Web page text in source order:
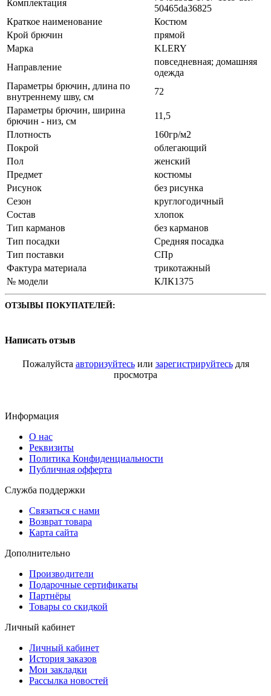
Комплектация
50465da36825
Краткое наименование
Костюм
Крой брючин
прямой
Марка
KLERY
Направление
повседневная; домашняя
одежда
Параметры брючин, длина по
внутреннему шву, см
72
Параметры брючин, ширина
брючин - низ, см
11,5
Плотность
160гр/м2
Покрой
облегающий
Пол
женский
Предмет
костюмы
Рисунок
без рисунка
Сезон
круглогодичный
Состав
хлопок
Тип карманов
без карманов
Тип посадки
Средняя посадка
Тип поставки
СПр
Фактура материала
трикотажный
№ модели
КЛК1375
ОТЗЫВЫ ПОКУПАТЕЛЕЙ:
Написать отзыв
Пожалуйста авторизуйтесьили зарегистрируйтесьдля
просмотра
Информация
О нас
Реквизиты
Политика Конфиденциальности
Публичная офферта
Служба поддержки
Связаться с нами
Возврат товара
Карта сайта
Дополнительно
Производители
Подарочные сертификаты
Партнёры
Товары со скидкой
Личный кабинет
Личный кабинет
История заказов
Мои закладки
Рассылка новостей